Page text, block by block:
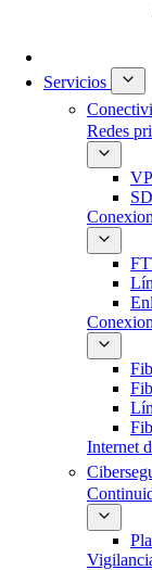
Servicios
Redes
Internet